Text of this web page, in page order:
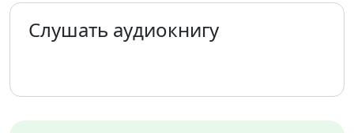
Слушать аудиокнигу